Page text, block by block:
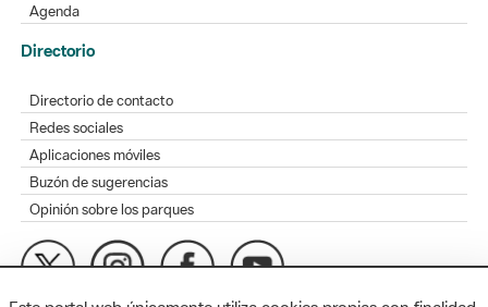
Agenda
Directorio
Directorio de contacto
Redes sociales
Aplicaciones móviles
Buzón de sugerencias
Opinión sobre los parques